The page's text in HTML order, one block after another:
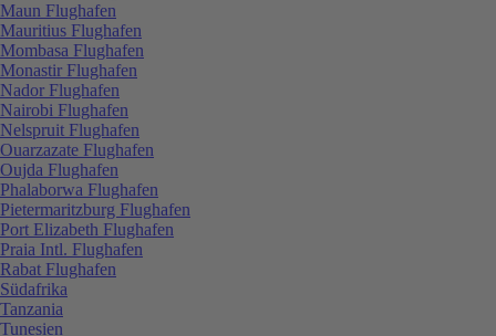
Maun Flughafen
Mauritius Flughafen
Mombasa Flughafen
Monastir Flughafen
Nador Flughafen
Nairobi Flughafen
Nelspruit Flughafen
Ouarzazate Flughafen
Oujda Flughafen
Phalaborwa Flughafen
Pietermaritzburg Flughafen
Port Elizabeth Flughafen
Praia Intl. Flughafen
Rabat Flughafen
Südafrika
Tanzania
Tunesien